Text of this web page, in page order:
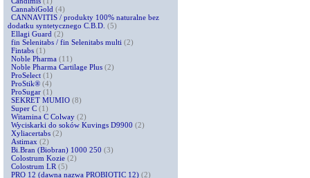
CannabiGold (4)
CANNAVITIS / produkty 100% naturalne bez
dodatku syntetycznego C.B.D. (5)
Ellagi Guard (2)
fin Selenitabs / fin Selenitabs multi (2)
Fintabs (1)
Noble Pharma (11)
Noble Pharma Cartilage Plus (2)
ProSelect (1)
ProStik® (4)
ProSugar (1)
SEKRET MUMIO (8)
Super C (1)
Witamina C Colway (2)
Wyciskarki do soków Kuvings D9900 (2)
Xyliacertabs (2)
Astimax (2)
Bi.Bran (Biobran) 1000 250 (3)
Colostrum Kozie (2)
Colostrum LR (5)
PRO 12 (dawna nazwa PROBIOTIC 12) (2)